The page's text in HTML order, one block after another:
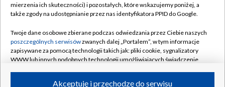
Naziemna Telewizja Cyfrowa
Rada Programowa
System NOS
Informacje o nadawcy
Pomoc
Kontakt
Kanały
mierzenia ich skuteczności) i pozostałych, które wskazujemy poniżej, a
także zgody na udostępnianie przez nas identyfikatora PPID do Google.
Twoje dane osobowe zbierane podczas odwiedzania przez Ciebie naszych
poszczególnych serwisówzwanych dalej „Portalem”, w tym informacje
zapisywane za pomocą technologii takich jak: pliki cookie, sygnalizatory
WWW lub innych podobnych technologii umożliwiających świadczenie
Akceptuję i przechodzę do serwisu